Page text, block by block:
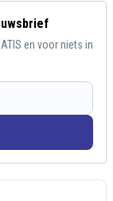
en voor niets in